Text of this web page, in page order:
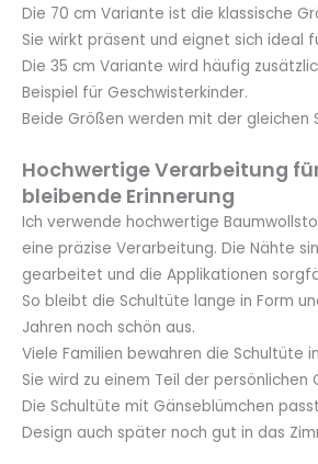
Die 70 cm Variante ist die klassische
Sie wirkt präsent und eignet sich ideal
Die 35 cm Variante wird häufig
Beispiel für Geschwisterkinder.
Beide Größen werden mit der
Hochwertige Verarbeitung
bleibende Erinnerung
Ich verwende hochwertige
eine präzise Verarbeitung. Die Nähte
gearbeitet und die Applikationen
So bleibt die Schultüte lange in Form
Jahren noch schön aus.
Viele Familien bewahren die Schultüte
Sie wird zu einem Teil der persönlichen
Die Schultüte mit Gänseblümchen
Design auch später noch gut in das